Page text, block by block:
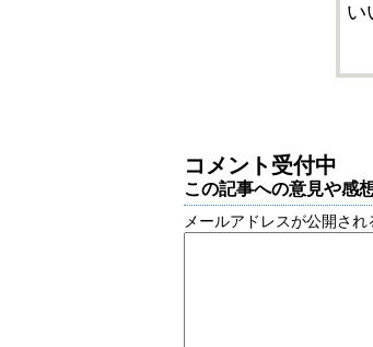
い
コメント受付中
この記事への意見や感
メールアドレスが公開され